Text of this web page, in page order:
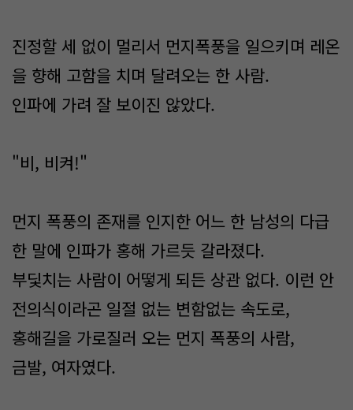
진정할 세 없이 멀리서 먼지폭풍을 일으키며 레온
을 향해 고함을 치며 달려오는 한 사람.
인파에 가려 잘 보이진 않았다.
"비, 비켜!"
먼지 폭풍의 존재를 인지한 어느 한 남성의 다급
한 말에 인파가 홍해 가르듯 갈라졌다.
부딫치는 사람이 어떻게 되든 상관 없다. 이런 안
전의식이라곤 일절 없는 변함없는 속도로,
홍해길을 가로질러 오는 먼지 폭풍의 사람,
금발, 여자였다.